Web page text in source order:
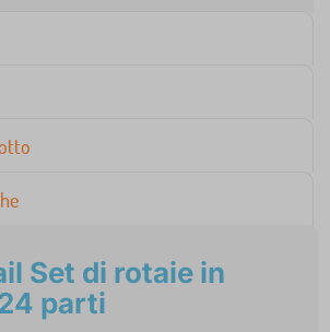
Set di rotaie in
parti